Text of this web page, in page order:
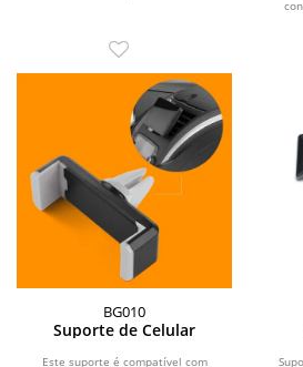
BG010
Suporte de Celular
Este suporte é compatível com